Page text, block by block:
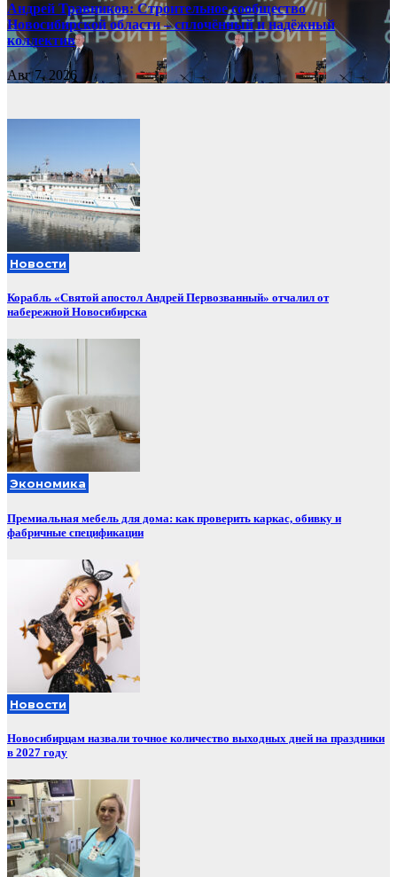
Андрей Травников: Строительное сообщество
Новосибирской области – сплочённый и надёжный
коллектив
Авг 7, 2026
Новости
Корабль «Святой апостол Андрей Первозванный» отчалил от
набережной Новосибирска
Экономика
Премиальная мебель для дома: как проверить каркас, обивку и
фабричные спецификации
Новости
Новосибирцам назвали точное количество выходных дней на праздники
в 2027 году